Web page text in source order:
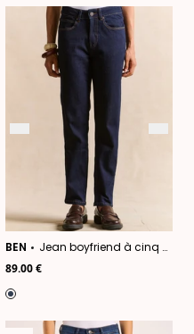
BEN
Jean boyfriend à cinq poches
89.00 €